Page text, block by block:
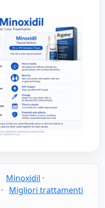
Minoxidil ·
·
Migliori trattamenti